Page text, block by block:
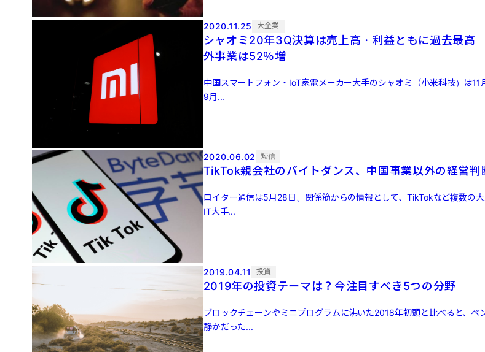
2020.11.25 大企業
シャオミ20年3Q決算は売上高・利益ともに過去最
外事業は52％増
中国スマートフォン・IoT家電メーカー大手のシャオミ（小米科技）は
9月...
2020.06.02 短信
TikTok親会社のバイトダンス、中国事業以外の経営判
ロイター通信は5月28日、関係筋からの情報として、TikTokなど複数の
IT大手...
2019.04.11 投資
2019年の投資テーマは？今注目すべき5つの分野
ブロックチェーンやミニプログラムに沸いた2018年初頭と比べると、ベ
静かだった...